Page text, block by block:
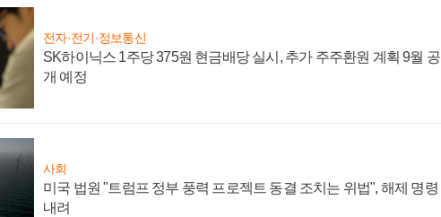
전자·전기·정보통신
SK하이닉스 1주당 375원 현금배당 실시, 추가 주주환원 계획 9월 공
개 예정
사회
미국 법원 "트럼프 정부 풍력 프로젝트 동결 조치는 위법", 해제 명령
내려